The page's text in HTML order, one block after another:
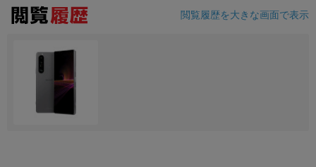
閲覧履歴を大きな画面で表示
各項目のチェックボックスは「or検索」となります。
ただし機能別のみ「and検索」となります。